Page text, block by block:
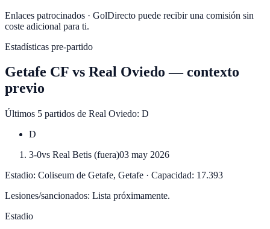
Enlaces patrocinados · GolDirecto puede recibir una comisión sin
coste adicional para ti.
Estadísticas pre-partido
Getafe CF vs Real Oviedo —contexto
previo
Últimos 5 partidos de Real Oviedo: D
D
3-0vs Real Betis (fuera)03 may 2026
Estadio: Coliseum de Getafe, Getafe · Capacidad: 17.393
Lesiones/sancionados: Lista próximamente.
Estadio